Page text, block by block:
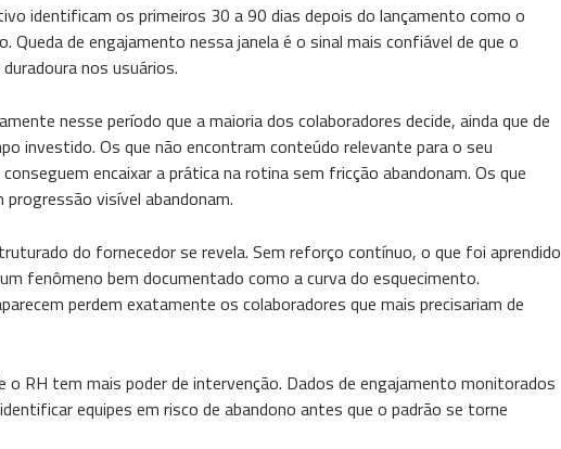
identificam os primeiros 30 a 90 dias depois do lançamento como o
Queda de engajamento nessa janela é o sinal mais confiável de que o
nos usuários.
nesse período que a maioria dos colaboradores decide, ainda que de
investido. Os que não encontram conteúdo relevante para o seu
encaixar a prática na rotina sem fricção abandonam. Os que
visível abandonam.
do fornecedor se revela. Sem reforço contínuo, o que foi aprendido
fenômeno bem documentado como a curva do esquecimento.
perdem exatamente os colaboradores que mais precisariam de
o RH tem mais poder de intervenção. Dados de engajamento monitorados
equipes em risco de abandono antes que o padrão se torne